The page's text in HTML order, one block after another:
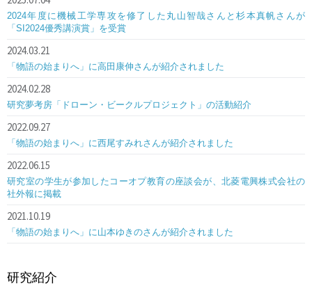
2024年度に機械工学専攻を修了した丸山智哉さんと杉本真帆さんが
「SI2024優秀講演賞」を受賞
2024.03.21
「物語の始まりへ」に高田康伸さんが紹介されました
2024.02.28
研究夢考房「ドローン・ビークルプロジェクト」の活動紹介
2022.09.27
「物語の始まりへ」に西尾すみれさんが紹介されました
2022.06.15
研究室の学生が参加したコーオプ教育の座談会が、北菱電興株式会社の
社外報に掲載
2021.10.19
「物語の始まりへ」に山本ゆきのさんが紹介されました
研究紹介